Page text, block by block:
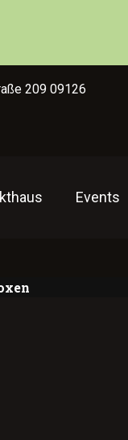
209 09126
Events